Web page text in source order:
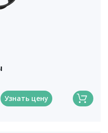
Узнать цену